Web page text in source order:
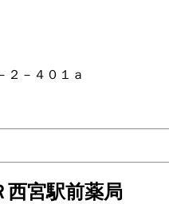
２－４０１ａ
宮駅前薬局